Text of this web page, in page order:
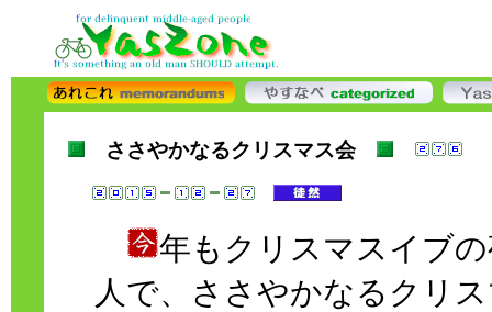
ささやかなるクリスマス会
年もクリスマスイブ
人で、ささやかなるクリ